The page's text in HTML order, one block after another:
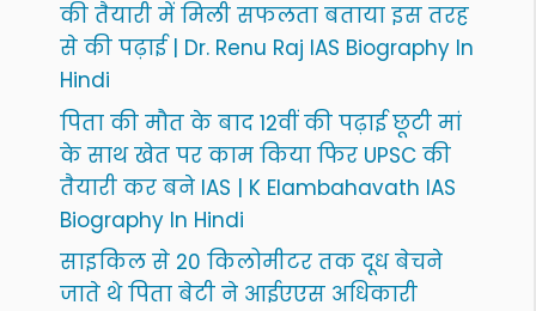
की तैयारी में मिली सफलता बताया इस तरह
से की पढ़ाई | Dr. Renu Raj IAS Biography In
Hindi
पिता की मौत के बाद 12वीं की पढ़ाई छूटी मां
के साथ खेत पर काम किया फिर UPSC की
तैयारी कर बने IAS | K Elambahavath IAS
Biography In Hindi
साइकिल से 20 किलोमीटर तक दूध बेचने
जाते थे पिता बेटी ने आईएएस अधिकारी